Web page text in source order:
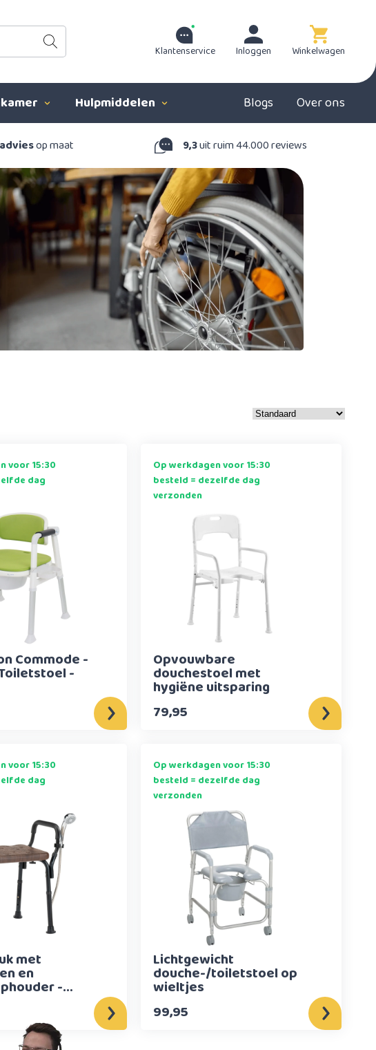
Klantenservice Inloggen Winkelwagen
Hulpmiddelen Blogs Over ons
adviesop maat 9,3uit ruim 44.000 reviews
voor 15:30
dag
Commode -
-
Op werkdagen voor 15:30
besteld = dezelfde dag
verzonden
Opvouwbare
douchestoel met
hygiëne uitsparing
79,95
voor 15:30
dag
met
en
-
Op werkdagen voor 15:30
besteld = dezelfde dag
verzonden
Lichtgewicht
douche-/toiletstoel op
wieltjes
99,95